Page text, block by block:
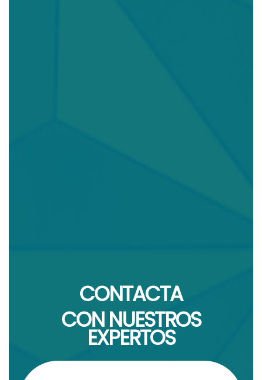
CONTACTA
CON NUESTROS
EXPERTOS